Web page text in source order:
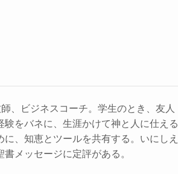
、ビジネスコーチ。学生のとき、友人
をバネに、生涯かけて神と人に仕える
、知恵とツールを共有する。いにしえ
メッセージに定評がある。